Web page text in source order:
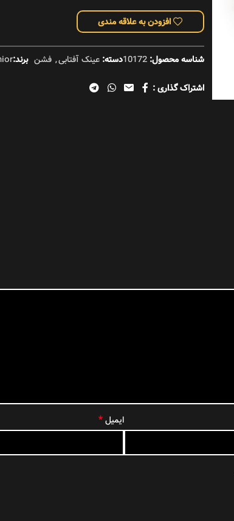
افزودن به علاقه مندی
شناسه محصول:10172دسته: عینک آفتابی, فشن برند:
اشتراک گذاری :
ایمیل*